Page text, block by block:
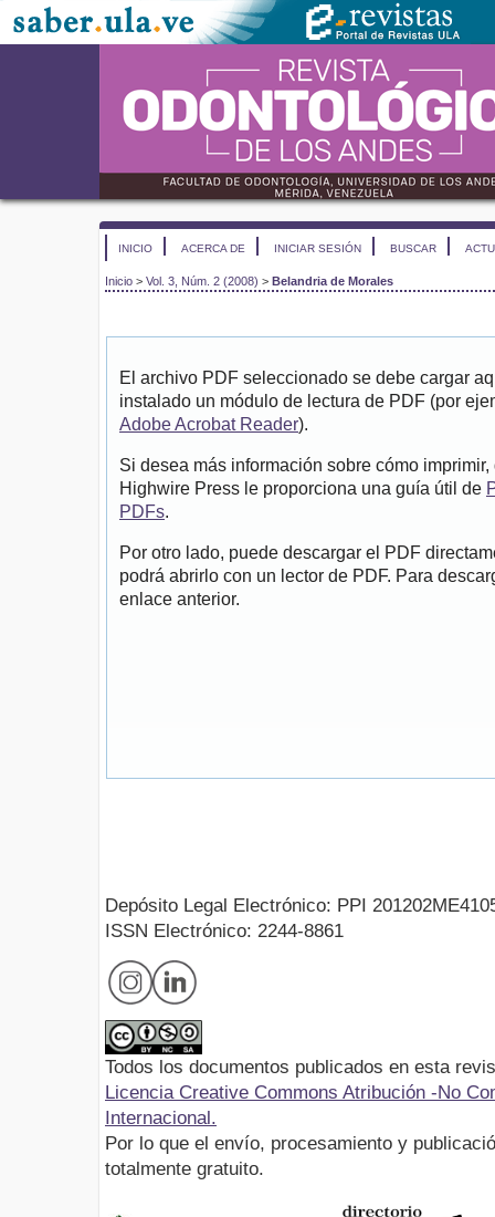
INICIO ACERCA DE INICIAR SESIÓN BUSCAR
Inicio > Vol. 3, Núm. 2 (2008) > Belandria de Morales
El archivo PDF seleccionado se debe cargar
instalado un módulo de lectura de PDF (por
Adobe Acrobat Reader).
Si desea más información sobre cómo
Highwire Press le proporciona una guía útil de
PDFs.
Por otro lado, puede descargar el PDF
podrá abrirlo con un lector de PDF. Para
enlace anterior.
Depósito Legal Electrónico: PPI
ISSN Electrónico: 2244-8861
Todos los documentos publicados en esta
Licencia Creative Commons Atribución -No
Internacional.
Por lo que el envío, procesamiento y
totalmente gratuito.